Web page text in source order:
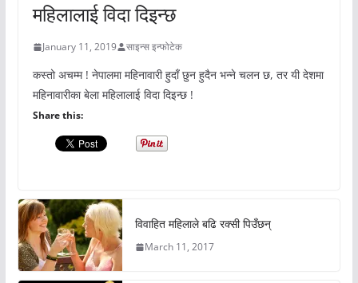
महिलालाई विदा दिइन्छ
January 11, 2019 साइन्स इन्फोटेक
कस्तो अचम्म ! नेपालमा महिनावारी हुदाँ छुन हुदैन भन्ने चलन छ, तर यी देशमा
महिनावारीका बेला महिलालाई विदा दिइन्छ !
Share this:
विवाहित महिलाले बढि रक्सी पिउँछन्
March 11, 2017